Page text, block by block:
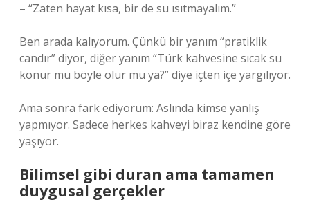
– “Zaten hayat kısa, bir de su ısıtmayalım.”
Ben arada kalıyorum. Çünkü bir yanım “pratiklik
candır” diyor, diğer yanım “Türk kahvesine sıcak su
konur mu böyle olur mu ya?” diye içten içe yargılıyor.
Ama sonra fark ediyorum: Aslında kimse yanlış
yapmıyor. Sadece herkes kahveyi biraz kendine göre
yaşıyor.
Bilimsel gibi duran ama tamamen
duygusal gerçekler